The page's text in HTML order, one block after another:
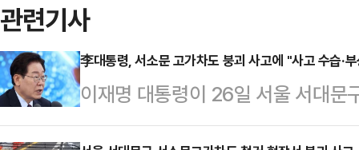
관련기사
李대통령, 서소문 고가차도 붕괴 사고에 "사고 수습·
이재명 대통령이 26일 서울 서대문
사고를 보고받고 "사고 수습과 부